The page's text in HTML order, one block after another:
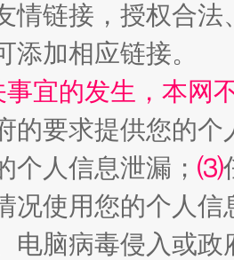
原罪" "炒
情链接，授权合
添加相应链接。
事宜的发生，本网
的要求提供您的个
个人信息泄漏； ⑶
况使用您的个人
电脑病毒侵入或